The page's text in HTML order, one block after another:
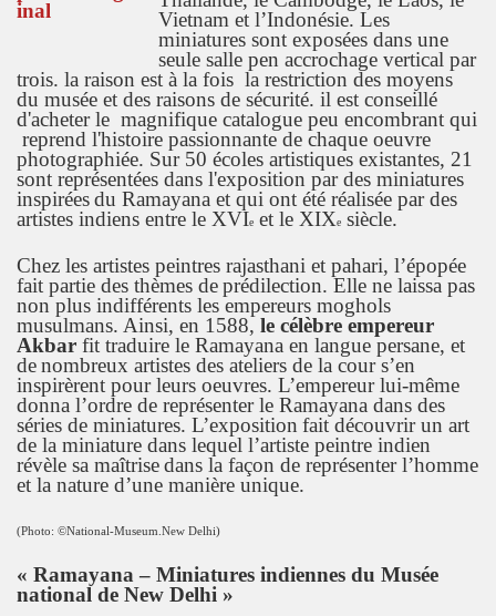
Vietnam et l’Indonésie. Les
miniatures sont exposées dans une
seule salle pen accrochage vertical par
trois. la raison est à la fois la restriction des moyens
du musée et des raisons de sécurité. il est conseillé
d'acheter le magnifique catalogue peu encombrant qui
reprend l'histoire passionnante de chaque oeuvre
photographiée. Sur 50 écoles artistiques existantes, 21
sont représentées dans l'exposition par des miniatures
inspiréesdu Ramayana et qui ont été réalisée par des
artistes indiens entre le XVIe et le XIXe siècle.
Chez les artistes peintres rajasthani et pahari, l’épopée
fait partie des thèmes deprédilection. Elle ne laissa pas
non plus indifférents les empereurs moghols
musulmans. Ainsi, en 1588, le célèbre empereur
Akbar fit traduire le Ramayana en langue persane, et
denombreux artistes des ateliers de la cour s’en
inspirèrent pour leurs oeuvres. L’empereur lui-même
donna l’ordre de représenter le Ramayana dans des
séries de miniatures. L’exposition fait découvrir un art
de la miniature dans lequel l’artiste peintre indien
révèle sa maîtrisedans la façon de représenter l’homme
et la nature d’une manière unique.
(Photo: ©National-Museum.New Delhi)
« Ramayana – Miniatures indiennes du Musée
national de New Delhi »